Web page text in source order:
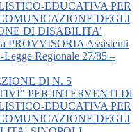
EDUCATIVA PER
DEGLI
DI DISABILITA’
PROVVISORIA Assistenti
Regionale 27/85 –
Dl N. 5
PER INTERVENTI Dl
EDUCATIVA PER
DEGLI